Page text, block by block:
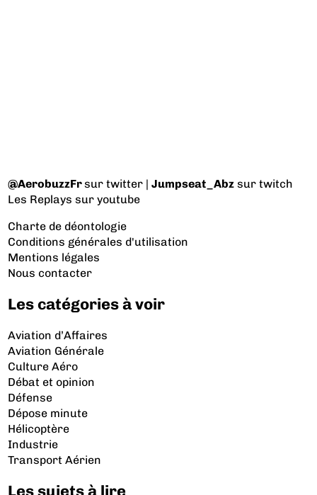
@AerobuzzFrsur twitter |Jumpseat_Abz sur twitch
Les Replays sur youtube
Charte de déontologie
Conditions générales d'utilisation
Mentions légales
Nous contacter
Les catégories à voir
Aviation d’Affaires
Aviation Générale
Culture Aéro
Débat et opinion
Défense
Dépose minute
Hélicoptère
Industrie
Transport Aérien